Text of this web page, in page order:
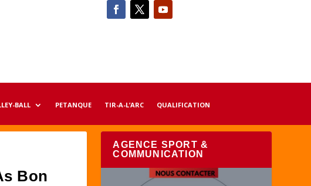
BALL PETANQUE TIR-A-L’ARC QUALIFICATION
Bon
AGENCE SPORT &
COMMUNICATION